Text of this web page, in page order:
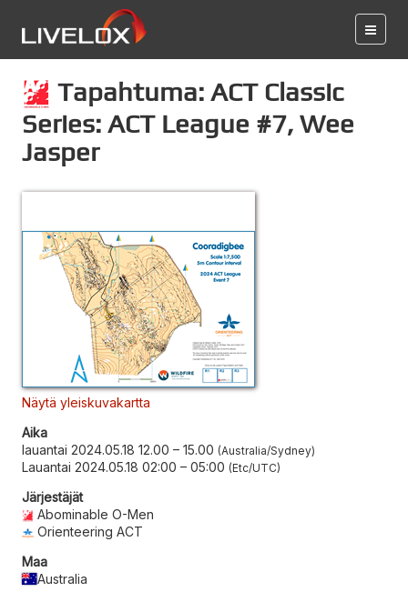
Tapahtuma: ACT Classic
Series: ACT League #7, Wee
Jasper
Näytä yleiskuvakartta
Aika
lauantai 2024.05.18 12.00 – 15.00 Australia/Sydney
Lauantai 2024.05.18 02:00 – 05:00 Etc/UTC
Järjestäjät
Abominable O-Men
Orienteering ACT
Maa
Australia